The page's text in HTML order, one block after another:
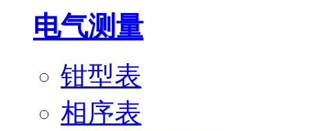
电气测量
钳型表
相序表